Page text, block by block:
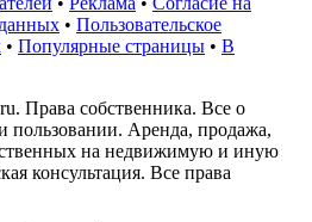
• Пользовательское
• Популярные страницы • В
Права собственника. Все о
пользовании. Аренда, продажа,
на недвижимую и иную
консультация. Все права